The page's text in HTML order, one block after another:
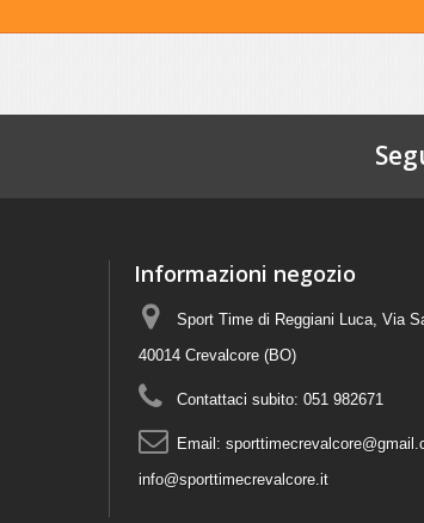
Informazioni negozio
Sport Time di Reggiani Luca, Via
40014 Crevalcore (BO)
Contattaci subito: 051 982671
Email:
info@sporttimecrevalcore.it